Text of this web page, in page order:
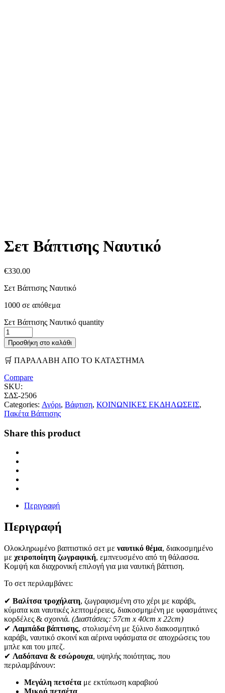
Σετ Βάπτισης Ναυτικό
€330.00
Σετ Βάπτισης Ναυτικό
1000 σε απόθεμα
Σετ Βάπτισης Ναυτικό quantity
Προσθήκη στο καλάθι
🛒 ΠΑΡΑΛΑΒΗ ΑΠΟ ΤΟ ΚΑΤΑΣΤΗΜΑ
Compare
SKU:
ΣΔΣ-2506
Categories: Αγόρι, Βάφτιση, ΚΟΙΝΩΝΙΚΕΣ ΕΚΔΗΛΩΣΕΙΣ,
Πακέτα Βάπτισης
Share this product
Περιγραφή
Περιγραφή
Ολοκληρωμένο βαπτιστικό σετ με ναυτικό θέμα, διακοσμημένο
με χειροποίητη ζωγραφική, εμπνευσμένο από τη θάλασσα.
Κομψή και διαχρονική επιλογή για μια ναυτική βάπτιση.
Το σετ περιλαμβάνει:
✔ Βαλίτσα τροχήλατη, ζωγραφισμένη στο χέρι με καράβι,
κύματα και ναυτικές λεπτομέρειες, διακοσμημένη με υφασμάτινες
κορδέλες & σχοινιά. (Διαστάσεις: 57cm x 40cm x 22cm)
✔ Λαμπάδα βάπτισης, στολισμένη με ξύλινο διακοσμητικό
καράβι, ναυτικό σκοινί και αέρινα υφάσματα σε αποχρώσεις του
μπλε και του μπεζ.
✔ Λαδόπανα & εσώρουχα, υψηλής ποιότητας, που
περιλαμβάνουν:
Μεγάλη πετσέτα με εκτύπωση καραβιού